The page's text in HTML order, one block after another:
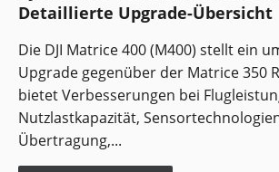
Detaillierte Upgrade-Übersicht
Die DJI Matrice 400 (M400) stellt ein
Upgrade gegenüber der Matrice 350
bietet Verbesserungen bei
Nutzlastkapazität,
Übertragung,...